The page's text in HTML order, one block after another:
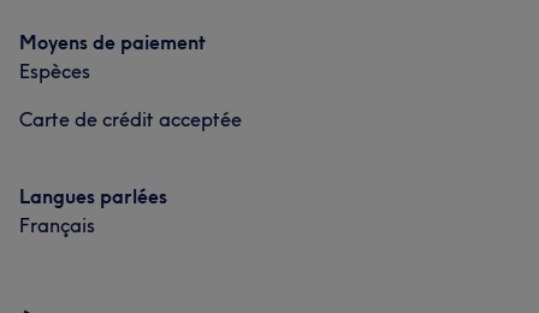
Moyens de paiement
Espèces
Carte de crédit acceptée
Langues parlées
Français